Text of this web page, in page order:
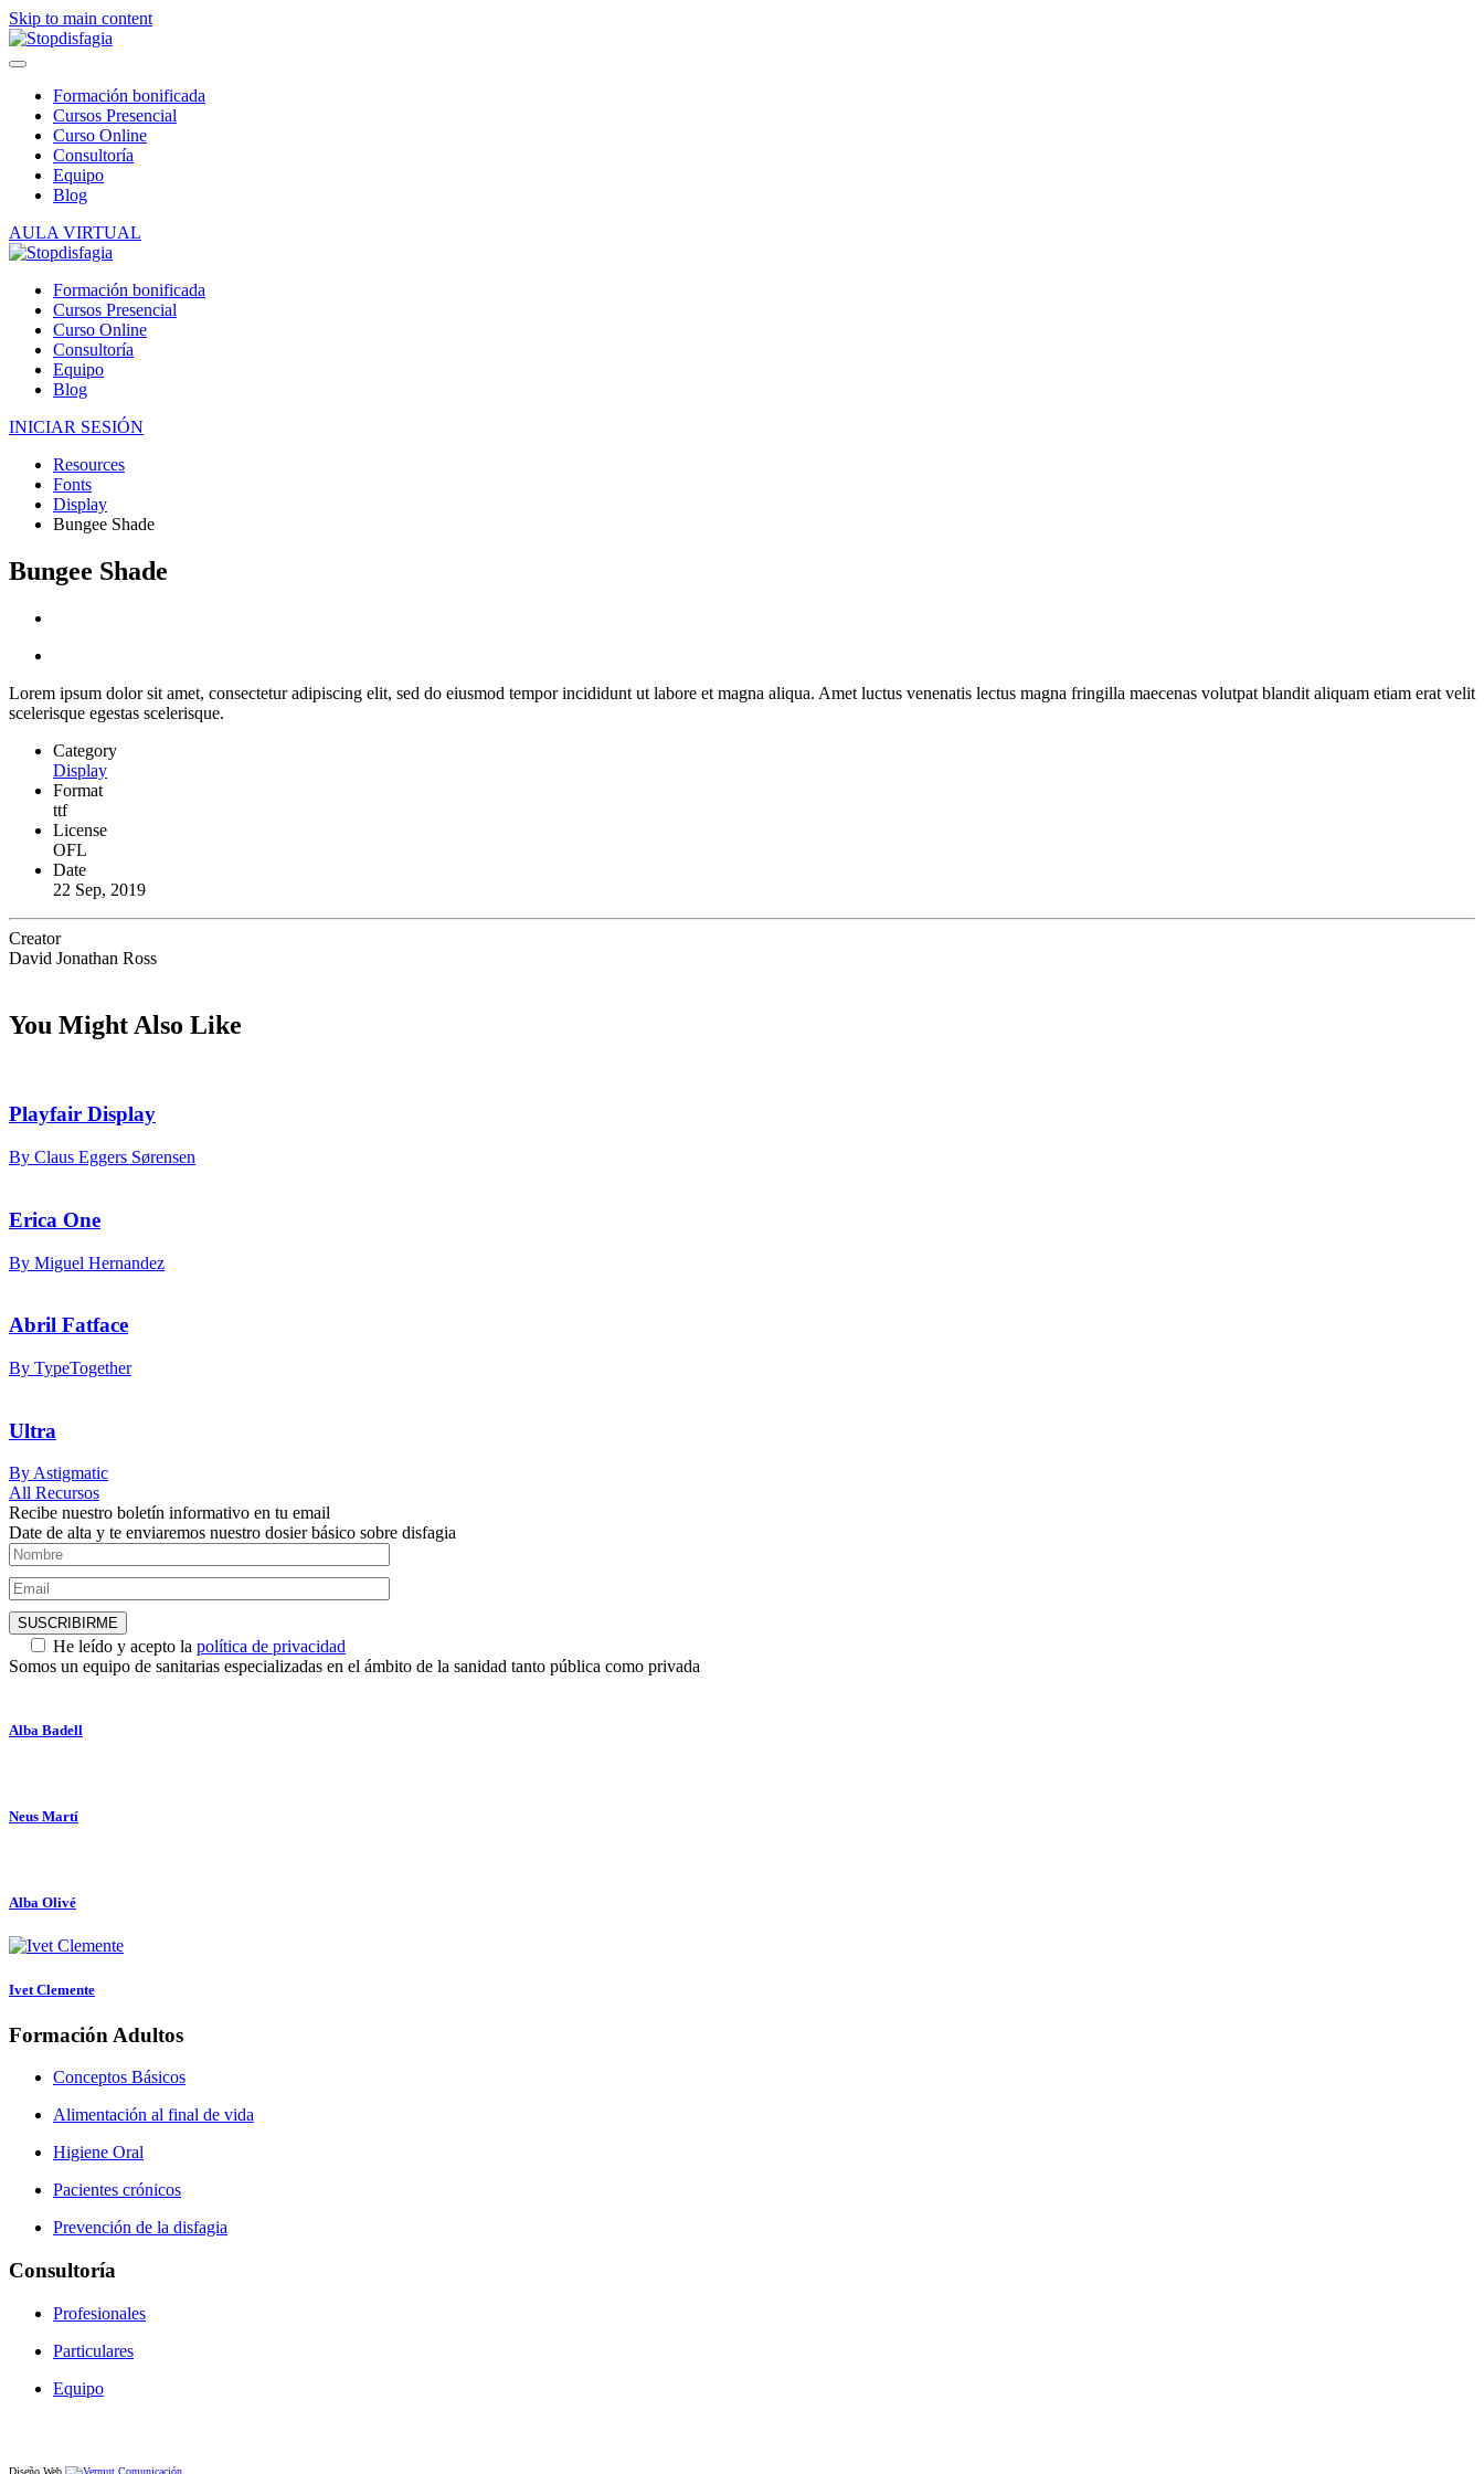
Skip to main content
Formación bonificada
Cursos Presencial
Curso Online
Consultoría
Equipo
Blog
AULA VIRTUAL
Formación bonificada
Cursos Presencial
Curso Online
Consultoría
Equipo
Blog
INICIAR SESIÓN
Resources
Fonts
Display
Bungee Shade
Bungee Shade
Lorem ipsum dolor sit amet, consectetur adipiscing elit, sed do eiusmod tempor incididunt ut labore et magna aliqua. Amet luctus venenatis lectus magna fringilla maecenas volutpat blandit aliquam etiam erat velit
scelerisque egestas scelerisque.
Category
Display
Format
ttf
License
OFL
Date
22 Sep, 2019
Creator
David Jonathan Ross
You Might Also Like
Playfair Display
By Claus Eggers Sørensen
Erica One
By Miguel Hernandez
Abril Fatface
By TypeTogether
Ultra
By Astigmatic
All Recursos
Recibe nuestro boletín informativo en tu email
Date de alta y te enviaremos nuestro dosier básico sobre disfagia
He leído y acepto la política de privacidad
Somos un equipo de sanitarias especializadas en el ámbito de la sanidad tanto pública como privada
Alba Badell
Neus Martí
Alba Olivé
Ivet Clemente
Formación Adultos
Conceptos Básicos
Alimentación al final de vida
Higiene Oral
Pacientes crónicos
Prevención de la disfagia
Consultoría
Profesionales
Particulares
Equipo